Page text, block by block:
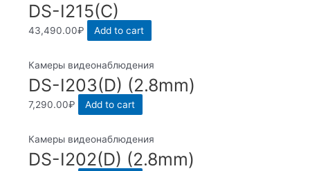
DS-I215(C)
43,490.00₽ Add to cart
Камеры видеонаблюдения
DS-I203(D) (2.8mm)
7,290.00₽ Add to cart
Камеры видеонаблюдения
DS-I202(D) (2.8mm)